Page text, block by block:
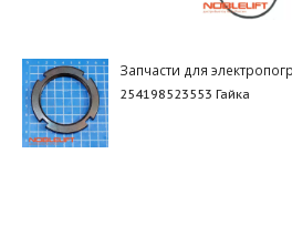
Запчасти для
254198523553 Гайка